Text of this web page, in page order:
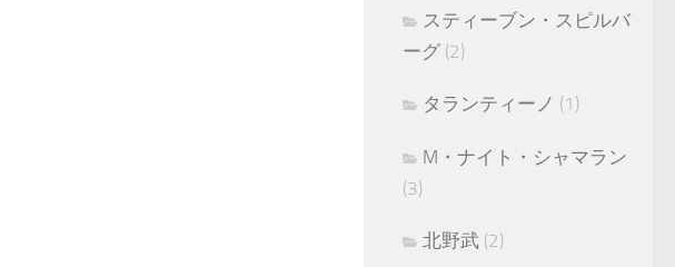
スティーブン・スピルバ
ーグ (2)
タランティーノ (1)
M・ナイト・シャマラン
(3)
北野武 (2)